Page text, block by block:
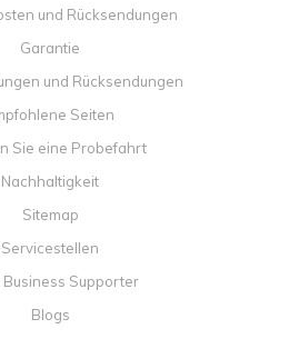
und Rücksendungen
Garantie
und Rücksendungen
Seiten
Sie eine Probefahrt
Nachhaltigkeit
Sitemap
Servicestellen
Business Supporter
Blogs